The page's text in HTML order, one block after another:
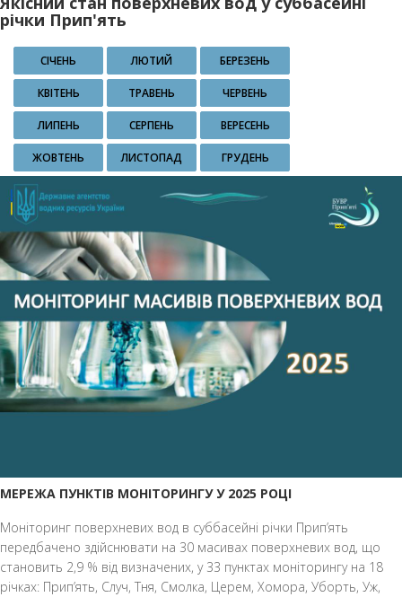
річки Прип'ять
СІЧЕНЬ ЛЮТИЙ БЕРЕЗЕНЬ
КВІТЕНЬ ТРАВЕНЬ ЧЕРВЕНЬ
ЛИПЕНЬ СЕРПЕНЬ ВЕРЕСЕНЬ
ЖОВТЕНЬ ЛИСТОПАД ГРУДЕНЬ
МЕРЕЖА ПУНКТІВ МОНІТОРИНГУ У 2025 РОЦІ
Моніторинг поверхневих вод в суббасейні річки Прип’ять
передбачено здійснювати на 30 масивах поверхневих вод, що
становить 2,9 % від визначених, у 33 пунктах моніторингу на 18
річках: Прип’ять, Случ, Тня, Смолка, Церем, Хомора, Уборть, Уж,